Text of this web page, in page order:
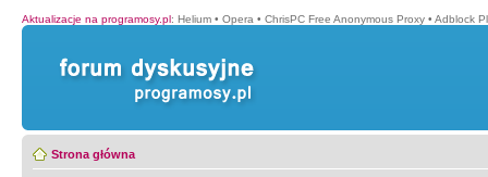
Aktualizacje na programosy.pl: Helium • Opera • ChrisPC Free Anonymous Proxy • Adblock
Strona główna